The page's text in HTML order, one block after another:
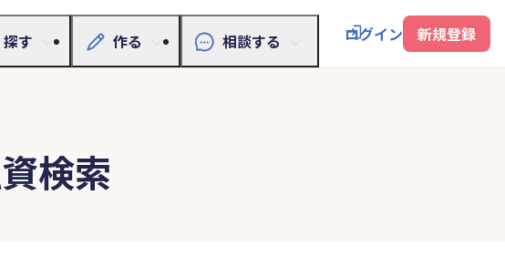
探す 作る 相談する ログイン 新規登録
検索